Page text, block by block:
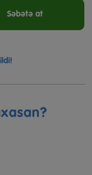
Səbətə at